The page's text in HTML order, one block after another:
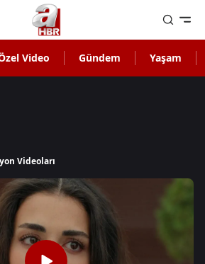
Video Gündem Yaşam
Videoları